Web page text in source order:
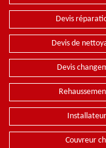
Devis
Devis de
Devis
Couvreur